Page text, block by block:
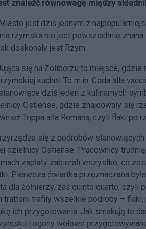
znaleźć równowagę między
jest dziś jednym z
rzymska nie jest powszechnie
doskonały jest Rzym.
się na Żoliborzu to miejsce,
kuchni. To m.in. Coda alla
dziś jeden z kulinarnych
Ostiense, gdzie znajdowały się
Trippa alla Romana, czyli flaki po
się z podrobów
dzielnicy Ostiense. Pracownicy
zapłaty zabierali wszystko, co
Pierwsza ćwiartka przeznaczana
dla żołnierzy, zaś quinto quarto, czyli
trattorii trafiły wszelkie podroby –
ich przygotowania. Jak smakują te
i ogony wołowe